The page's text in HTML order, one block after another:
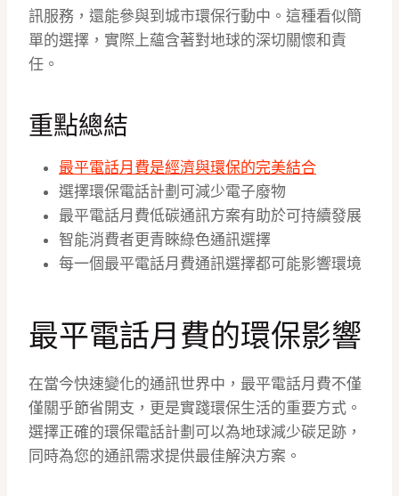
訊服務，還能參與到城市環保行動中。這種看似簡
單的選擇，實際上蘊含著對地球的深切關懷和責
任。
重點總結
最平電話月費是經濟與環保的完美結合
選擇環保電話計劃可減少電子廢物
最平電話月費低碳通訊方案有助於可持續發展
智能消費者更青睞綠色通訊選擇
每一個最平電話月費通訊選擇都可能影響環境
最平電話月費的環保影響
在當今快速變化的通訊世界中，最平電話月費不僅
僅關乎節省開支，更是實踐環保生活的重要方式。
選擇正確的環保電話計劃可以為地球減少碳足跡，
同時為您的通訊需求提供最佳解決方案。